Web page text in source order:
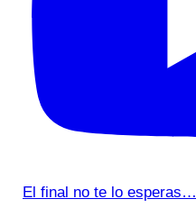
El final no te lo esperas…